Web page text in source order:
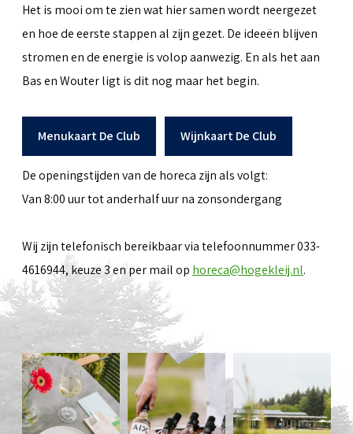
Het is mooi om te zien wat hier samen wordt neergezet
en hoe de eerste stappen al zijn gezet. De ideeën blijven
stromen en de energie is volop aanwezig. En als het aan
Bas en Wouter ligt is dit nog maar het begin.
Menukaart De Club Wijnkaart De Club
De openingstijden van de horeca zijn als volgt:
Van 8:00 uur tot anderhalf uur na zonsondergang
Wij zijn telefonisch bereikbaar via telefoonnummer 033-
4616944, keuze 3 en per mail op horeca@hogekleij.nl.